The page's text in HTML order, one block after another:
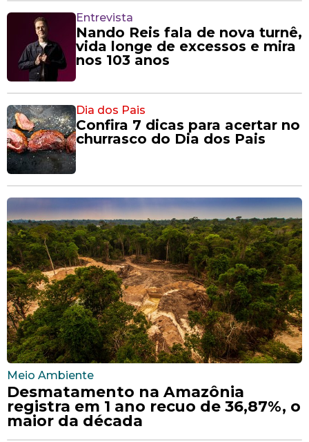
Entrevista
Nando Reis fala de nova turnê,
vida longe de excessos e mira
nos 103 anos
Dia dos Pais
Confira 7 dicas para acertar no
churrasco do Dia dos Pais
Meio Ambiente
Desmatamento na Amazônia
registra em 1 ano recuo de 36,87%, o
maior da década